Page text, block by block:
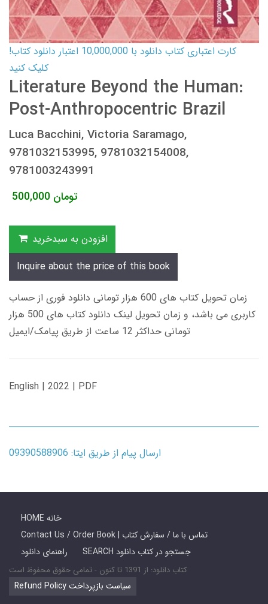
کارت اعتباری کتاب دانلود با 10,000,000 اعتبار دانلود کتاب!
کلیک کنید
Literature Beyond the Human:
Post-Anthropocentric Brazil
Luca Bacchini, Victoria Saramago,
9781032153995, 9781032154008,
9781003243991
500,000 تومان
افزودن به سبدخرید
Inquire about the price of this book
زمان تحویل کتاب های 600 هزار تومانی دانلود فوری از حساب
کاربری می باشد، و زمان تحویل لینک دانلود کتاب های 500 هزار
تومانی حداکثر 12 ساعت از طریق پیامک/ایمیل
English | 2022 | PDF
ارسال پیام از طریق ایتا: 09390588906
HOME خانه
Contact Us / Order Book | تماس با ما / سفارش کتاب
راهنمای دانلود
SEARCH جستجو در کتاب دانلود
کتاب دانلود: از 1391 تا کنون - تمامی حقوق محفوظ است
Refund Policy سیاست بازپرداخت